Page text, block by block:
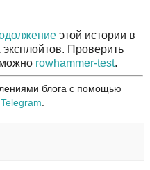
этой истории в
Проверить
rowhammer-test.
блога с помощью
Telegram